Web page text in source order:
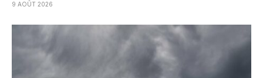
9 AOÛT 2026